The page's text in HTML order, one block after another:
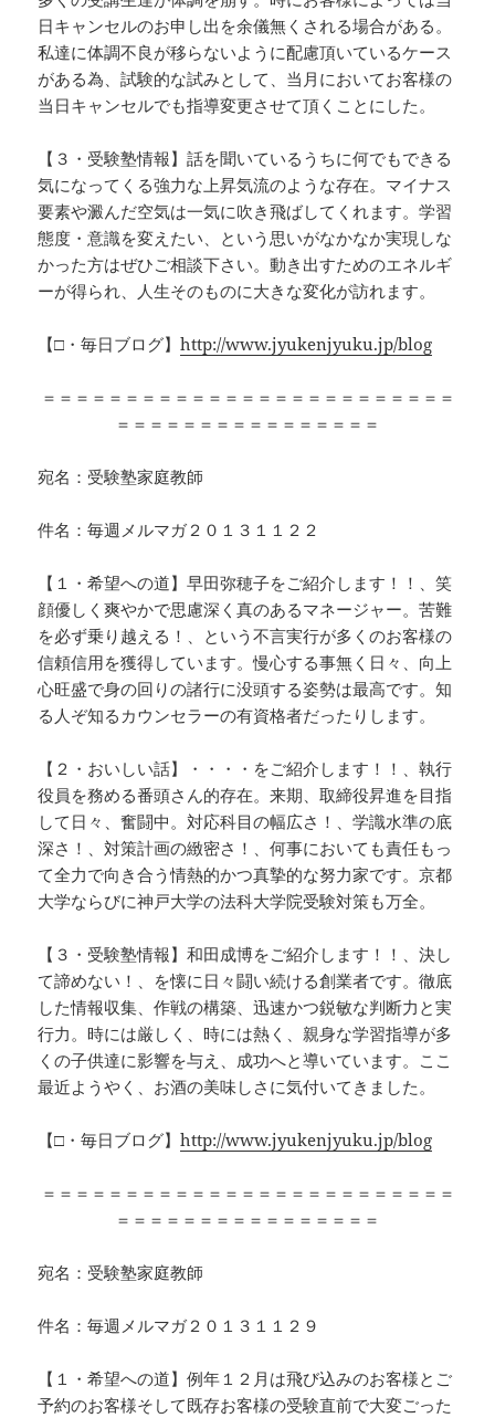
日キャンセルのお申し出を余儀無くされる場合がある。
私達に体調不良が移らないように配慮頂いているケース
がある為、試験的な試みとして、当月においてお客様の
当日キャンセルでも指導変更させて頂くことにした。
【３・受験塾情報】話を聞いているうちに何でもできる
気になってくる強力な上昇気流のような存在。マイナス
要素や澱んだ空気は一気に吹き飛ばしてくれます。学習
態度・意識を変えたい、という思いがなかなか実現しな
かった方はぜひご相談下さい。動き出すためのエネルギ
ーが得られ、人生そのものに大きな変化が訪れます。
【□・毎日ブログ】http://www.jyukenjyuku.jp/blog
＝＝＝＝＝＝＝＝＝＝＝＝＝＝＝＝＝＝＝＝＝＝＝＝＝
＝＝＝＝＝＝＝＝＝＝＝＝＝＝＝＝
宛名：受験塾家庭教師
件名：毎週メルマガ２０１３１１２２
【１・希望への道】早田弥穂子をご紹介します！！、笑
顔優しく爽やかで思慮深く真のあるマネージャー。苦難
を必ず乗り越える！、という不言実行が多くのお客様の
信頼信用を獲得しています。慢心する事無く日々、向上
心旺盛で身の回りの諸行に没頭する姿勢は最高です。知
る人ぞ知るカウンセラーの有資格者だったりします。
【２・おいしい話】・・・・をご紹介します！！、執行
役員を務める番頭さん的存在。来期、取締役昇進を目指
して日々、奮闘中。対応科目の幅広さ！、学識水準の底
深さ！、対策計画の緻密さ！、何事においても責任もっ
て全力で向き合う情熱的かつ真摯的な努力家です。京都
大学ならびに神戸大学の法科大学院受験対策も万全。
【３・受験塾情報】和田成博をご紹介します！！、決し
て諦めない！、を懐に日々闘い続ける創業者です。徹底
した情報収集、作戦の構築、迅速かつ鋭敏な判断力と実
行力。時には厳しく、時には熱く、親身な学習指導が多
くの子供達に影響を与え、成功へと導いています。ここ
最近ようやく、お酒の美味しさに気付いてきました。
【□・毎日ブログ】http://www.jyukenjyuku.jp/blog
＝＝＝＝＝＝＝＝＝＝＝＝＝＝＝＝＝＝＝＝＝＝＝＝＝
＝＝＝＝＝＝＝＝＝＝＝＝＝＝＝＝
宛名：受験塾家庭教師
件名：毎週メルマガ２０１３１１２９
【１・希望への道】例年１２月は飛び込みのお客様とご
予約のお客様そして既存お客様の受験直前で大変ごった